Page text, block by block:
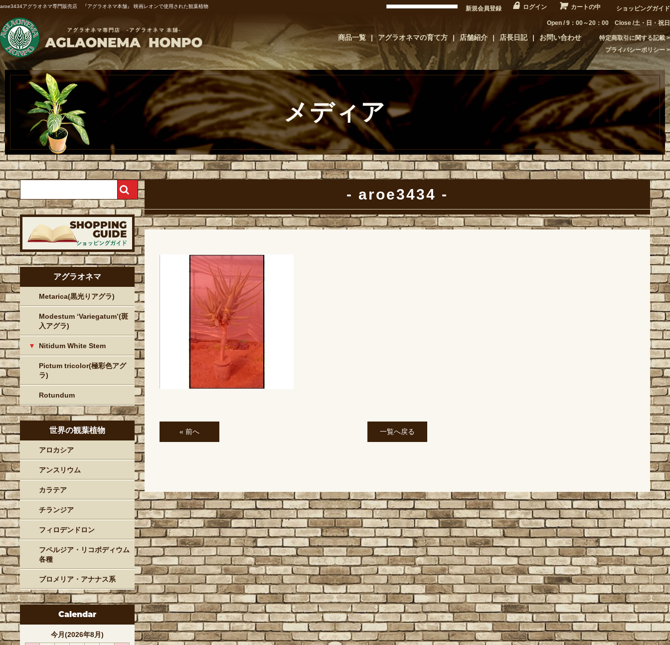
aroe3434アグラオネマ専門販売店 『アグラオネマ本舗』 映画レオンで使用された観葉植物 新規会員登録 ログイン カートの中 ショッピングガイド
Open / 9：00～20：00 Close /土・日・祝日
商品一覧 アグラオネマの育て方 店舗紹介 店長日記 お問い合わせ
特定商取引に関する記載
プライバシーポリシー
メディア
aroe3434
« 前へ 一覧へ戻る
アグラオネマ
Metarica(黒光りアグラ)
Modestum ‘Variegatum’(斑
入アグラ)
Nitidum White Stem
Pictum tricolor(極彩色アグ
ラ)
Rotundum
世界の観葉植物
アロカシア
アンスリウム
カラテア
チランジア
フィロデンドロン
フペルジア・リコポディウム
各種
ブロメリア・アナナス系
Calendar
今月(2026年8月)